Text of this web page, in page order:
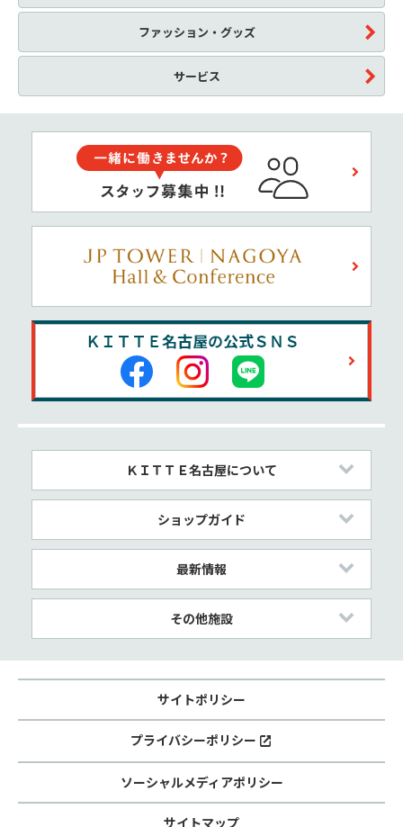
ファッション・グッズ
サービス
ＫＩＴＴＥ名古屋について
ショップガイド
最新情報
その他施設
サイトポリシー
プライバシーポリシー
ソーシャルメディアポリシー
サイトマップ